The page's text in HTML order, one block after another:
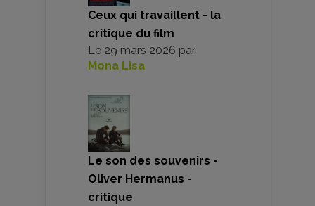
Ceux qui travaillent - la
critique du film
Le 29 mars 2026 par
Mona Lisa
Le son des souvenirs -
Oliver Hermanus -
critique